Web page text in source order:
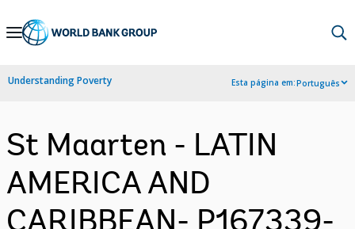
Skip
Navigation
Understanding Poverty Esta página em:Português
St Maarten - LATIN
AMERICA AND